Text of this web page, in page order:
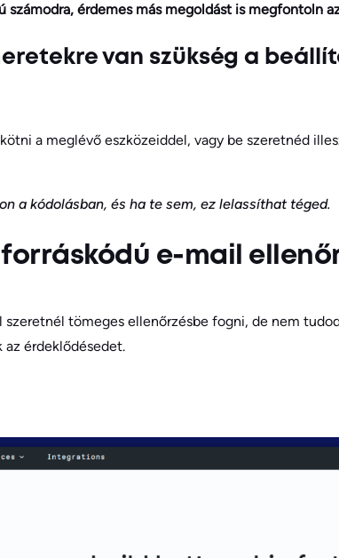
számodra, érdemes más megoldást is megfontoln
van szükség a
a meglévő eszközeiddel, vagy be szeretnéd
a kódolásban, és ha te sem, ez lelassíthat téged.
e-mail
szeretnél tömeges ellenőrzésbe fogni, de nem
érdeklődésedet.